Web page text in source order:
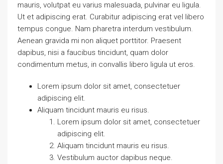
mauris, volutpat eu varius malesuada, pulvinar eu ligula.
Ut et adipiscing erat. Curabitur adipiscing erat vel libero
tempus congue. Nam pharetra interdum vestibulum.
Aenean gravida mi non aliquet porttitor. Praesent
dapibus, nisi a faucibus tincidunt, quam dolor
condimentum metus, in convallis libero ligula ut eros.
Lorem ipsum dolor sit amet, consectetuer
adipiscing elit.
Aliquam tincidunt mauris eu risus.
Lorem ipsum dolor sit amet, consectetuer
adipiscing elit.
Aliquam tincidunt mauris eu risus.
Vestibulum auctor dapibus neque.